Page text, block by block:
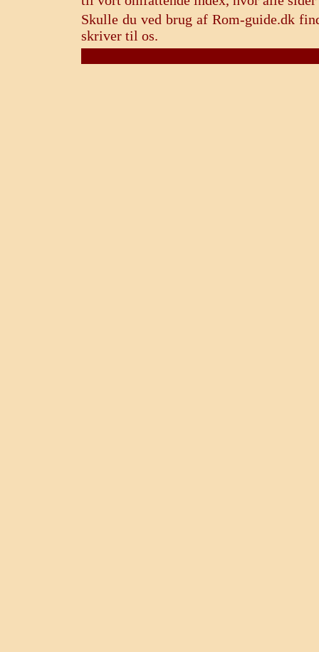
Skulle du ved brug af Rom-guide.dk
skriver til os.